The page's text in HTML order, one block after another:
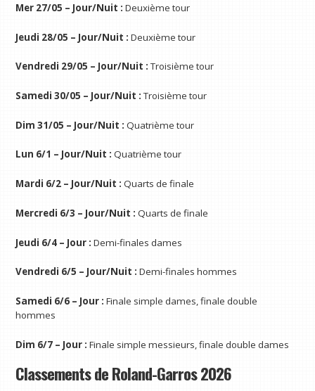
Mer 27/05 – Jour/Nuit :Deuxième tour
Jeudi 28/05 – Jour/Nuit :Deuxième tour
Vendredi 29/05 – Jour/Nuit :Troisième tour
Samedi 30/05 – Jour/Nuit :Troisième tour
Dim 31/05 – Jour/Nuit :Quatrième tour
Lun 6/1 – Jour/Nuit :Quatrième tour
Mardi 6/2 – Jour/Nuit :Quarts de finale
Mercredi 6/3 – Jour/Nuit :Quarts de finale
Jeudi 6/4 – Jour : Demi-finales dames
Vendredi 6/5 – Jour/Nuit :Demi-finales hommes
Samedi 6/6 – Jour :Finale simple dames, finale double
hommes
Dim 6/7 – Jour :Finale simple messieurs, finale double dames
Classements de Roland-Garros 2026